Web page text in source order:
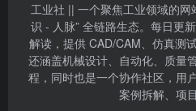
工业社 || 一个聚焦工业领域的网
识 - 人脉” 全链路生态。每日更
解读，提供 CAD/CAM、仿真测
还涵盖机械设计、自动化、质量
程，同时也是一个协作社区，用
案例拆解、项